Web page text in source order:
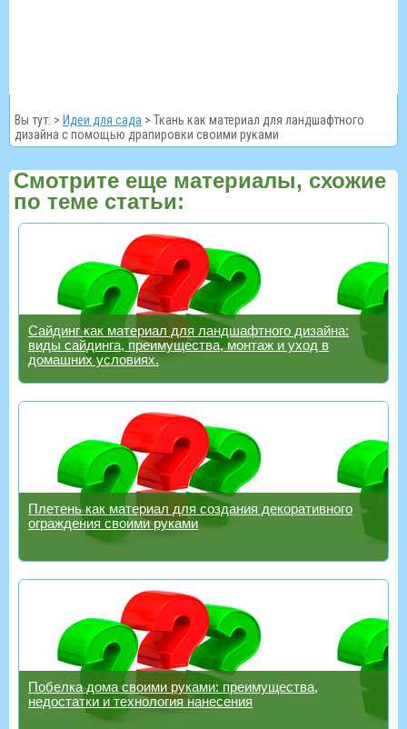
Вы тут: > Идеи для сада > Ткань как материал для ландшафтного
дизайна с помощью драпировки своими руками
Смотрите еще материалы, схожие
по теме статьи:
Сайдинг как материал для ландшафтного дизайна:
виды сайдинга, преимущества, монтаж и уход в
домашних условиях.
Плетень как материал для создания декоративного
ограждения своими руками
Побелка дома своими руками: преимущества,
недостатки и технология нанесения